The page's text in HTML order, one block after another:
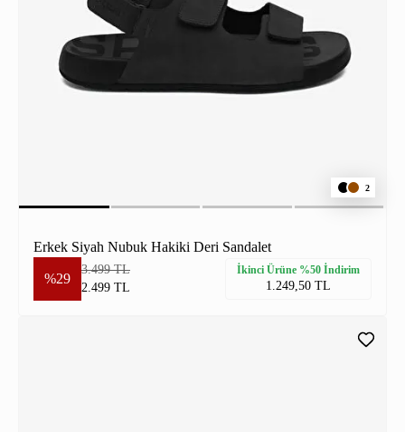
2
Erkek Siyah Nubuk Hakiki Deri Sandalet
%29
3.499 TL
2.499 TL
İkinci Ürüne %50 İndirim
1.249,50 TL